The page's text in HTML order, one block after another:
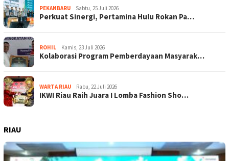
PEKANBARU Sabtu, 25 Juli 2026
Perkuat Sinergi, Pertamina Hulu Rokan Pa…
ROHIL Kamis, 23 Juli 2026
Kolaborasi Program Pemberdayaan Masyarak…
WARTA RIAU Rabu, 22 Juli 2026
IKWI Riau Raih Juara I Lomba Fashion Sho…
RIAU